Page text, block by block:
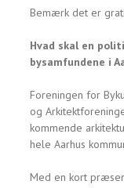
Bemærk det er
Hvad skal en
bysamfundene i
Foreningen for
og
kommende
hele Aarhus
Med en kort